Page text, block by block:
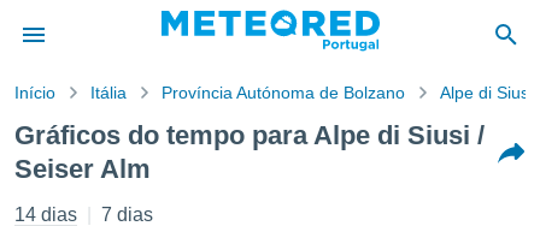
da
por
Início Itália Província Autónoma de Bolzano Alpe di Siusi
Gráficos do tempo para Alpe di Siusi /
Seiser Alm
14 dias 7 dias